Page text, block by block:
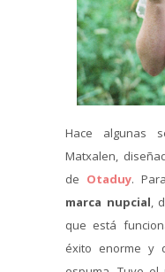
Hace algunas
Matxalen,
de Otaduy.
marca nupcial ,
que está
éxito enorme y